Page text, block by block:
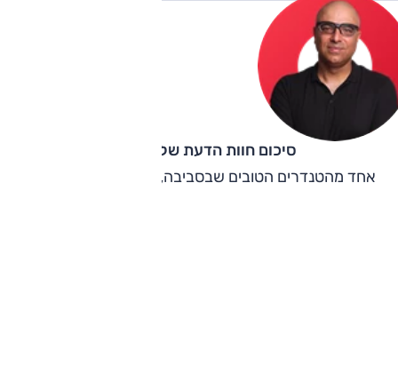
סיכום חוות הדעת של קינן כהן
אחד מהטנדרים הטובים שבסביבה, אבל המחיר גבוה מדי.